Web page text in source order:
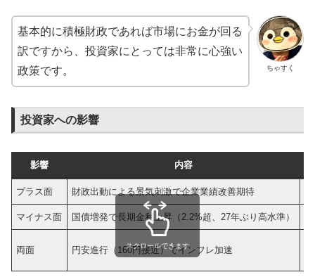
ちゃすく
基本的に積極財政であれば市場にお金が回る
訳ですから、投資家にとっては非常に心強い
政策です。
投資家への影響
影響 内容
プラス面 財政出動による景気刺激で企業業績改善期待
マイナス面 国債増発で長期金利上昇（2.2%超、27年ぶり高水準）
両面 円安進行（160円接近）でインフレ加速
スクロールできます